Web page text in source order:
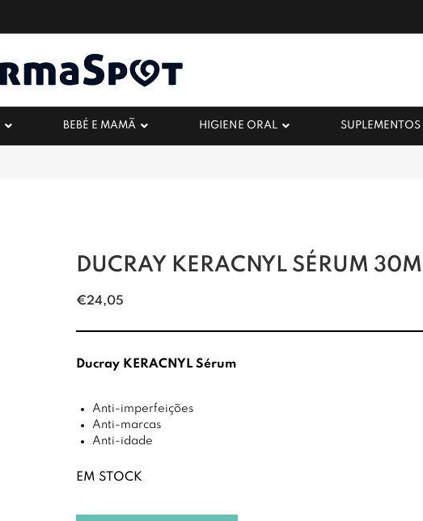
BEBÉ E MAMÃ HIGIENE ORAL
DUCRAY KERACNYL SÉRUM
€24,05
Ducray KERACNYL Sérum
Anti-imperfeições
Anti-marcas
Anti-idade
EM STOCK